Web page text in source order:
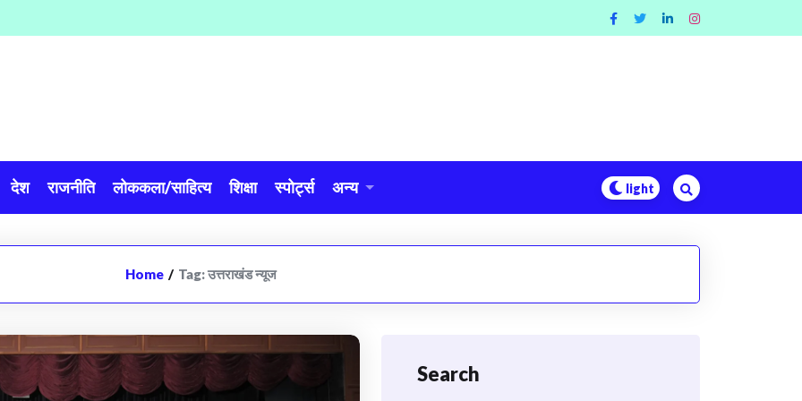
देश राजनीति लोककला/साहित्य शिक्षा स्पोर्ट्स अन्य
Home / Tag:उत्तराखंड न्यूज
Search